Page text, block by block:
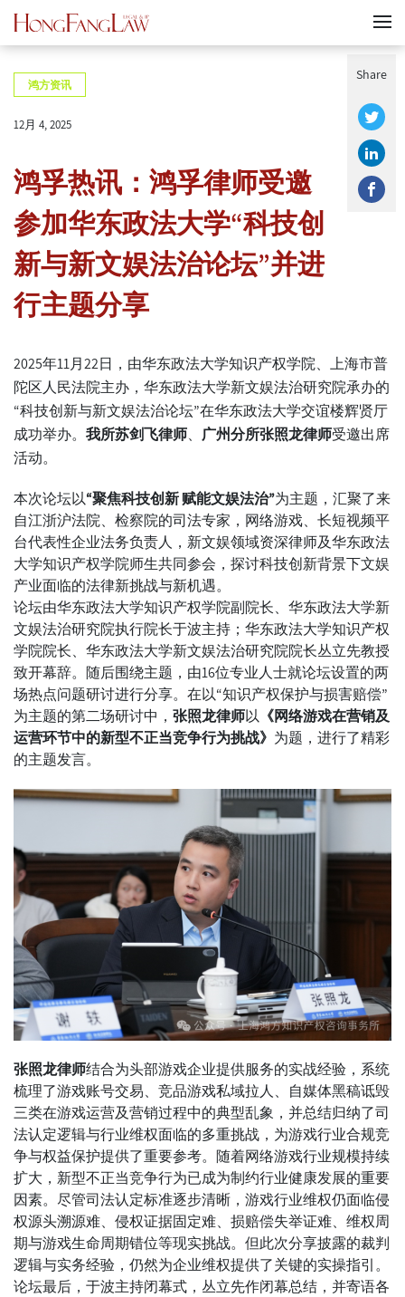
Share
鸿方资讯
12月 4, 2025
鸿孚热讯：鸿孚律师受邀
参加华东政法大学“科技创
新与新文娱法治论坛”并进
行主题分享
2025年11月22日，由华东政法大学知识产权学院、上海市普
陀区人民法院主办，华东政法大学新文娱法治研究院承办的
“科技创新与新文娱法治论坛”在华东政法大学交谊楼辉贤厅
成功举办。 我所苏剑飞律师、 广州分所张照龙律师受邀出席
活动。
本次论坛以“聚焦科技创新 赋能文娱法治”为主题，汇聚了来
自江浙沪法院、检察院的司法专家，网络游戏、长短视频平
台代表性企业法务负责人，新文娱领域资深律师及华东政法
大学知识产权学院师生共同参会，探讨科技创新背景下文娱
产业面临的法律新挑战与新机遇。
论坛由华东政法大学知识产权学院副院长、华东政法大学新
文娱法治研究院执行院长于波主持；华东政法大学知识产权
学院院长、华东政法大学新文娱法治研究院院长丛立先教授
致开幕辞。随后围绕主题，由16位专业人士就论坛设置的两
场热点问题研讨进行分享。在以“知识产权保护与损害赔偿”
为主题的第二场研讨中， 张照龙律师以 《网络游戏在营销及
运营环节中的新型不正当竞争行为挑战》 为题，进行了精彩
的主题发言。
张照龙律师结合为头部游戏企业提供服务的实战经验，系统
梳理了游戏账号交易、竞品游戏私域拉人、自媒体黑稿诋毁
三类在游戏运营及营销过程中的典型乱象，并总结归纳了司
法认定逻辑与行业维权面临的多重挑战，为游戏行业合规竞
争与权益保护提供了重要参考。随着网络游戏行业规模持续
扩大，新型不正当竞争行为已成为制约行业健康发展的重要
因素。尽管司法认定标准逐步清晰，游戏行业维权仍面临侵
权源头溯源难、侵权证据固定难、损赔偿失举证难、维权周
期与游戏生命周期错位等现实挑战。但此次分享披露的裁判
逻辑与实务经验，仍然为企业维权提供了关键的实操指引。
论坛最后，于波主持闭幕式，丛立先作闭幕总结，并寄语各